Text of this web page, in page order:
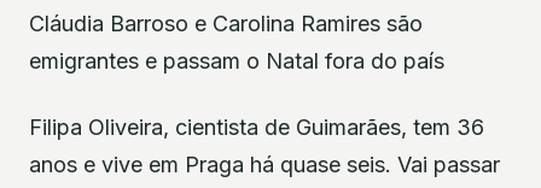
Cláudia Barroso e Carolina Ramires são
emigrantes e passam o Natal fora do país
Filipa Oliveira, cientista de Guimarães, tem 36
anos e vive em Praga há quase seis. Vai passar